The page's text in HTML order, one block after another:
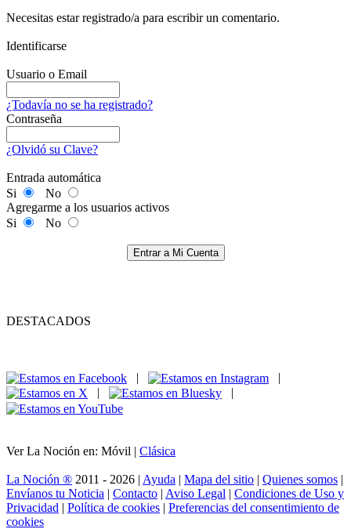
Necesitas estar registrado/a para escribir un comentario.
Identificarse
Usuario o Email
¿Todavía no se ha registrado?
Contraseña
¿Olvidó su Clave?
Entrada automática
Si
No
Agregarme a los usuarios activos
Si
No
Entrar a Mi Cuenta
DESTACADOS
|
|
|
|
Ver La Noción en: Móvil | Clásica
La Noción ® 2011 - 2026 | Ayuda | Mapa del sitio | Quienes somos |
Envíanos tu Noticia | Contacto | Aviso Legal | Condiciones de Uso y
Privacidad | Política de cookies | Preferencias del consentimiento de
cookies